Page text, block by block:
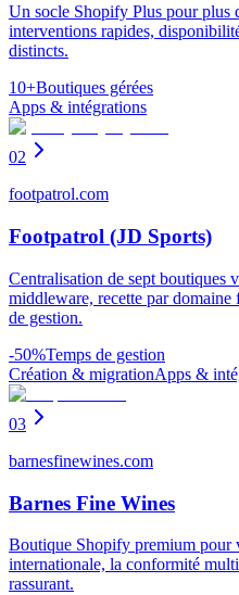
Un socle Shopify Plus pour plus
interventions rapides,
distincts.
10+Boutiques gérées
Apps & intégrations
02
footpatrol.com
Footpatrol (JD Sports)
Centralisation de sept boutiques
middleware, recette par
de gestion.
-50%Temps de gestion
Création & migrationApps &
03
barnesfinewines.com
Barnes Fine Wines
Boutique Shopify premium pour
internationale, la conformité
rassurant.